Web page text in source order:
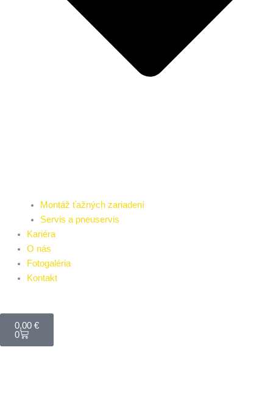
Montáž ťažných zariadení
Servis a pneuservis
Kariéra
O nás
Fotogaléria
Kontakt
0,00 €
0